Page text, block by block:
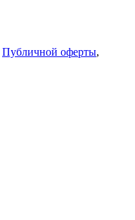
Публичной оферты,